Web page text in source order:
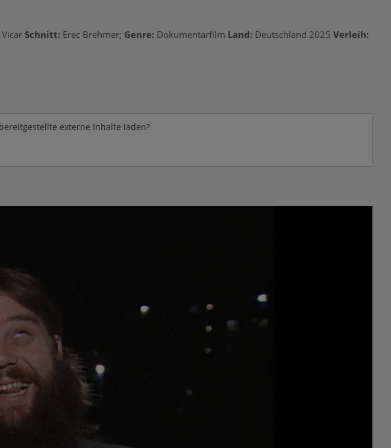
Schnitt: Erec Brehmer; Genre: Dokumentarfilm Land: Deutschland 2025 Verleih:
bereitgestellte externe Inhalte laden?